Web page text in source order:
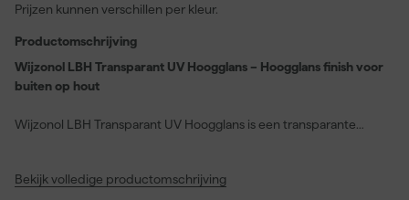
Prijzen kunnen verschillen per kleur.
Productomschrijving
Wijzonol LBH Transparant UV Hoogglans – Hoogglans finish voor
buiten op hout
Wijzonol LBH Transparant UV Hoogglans is een transparante
gebruikt deze lak wanneer je de houttekening zichtbaar wilt
Bekijk volledige productomschrijving